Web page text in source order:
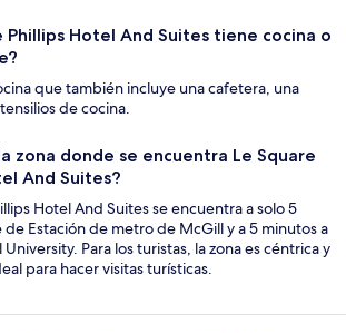
Phillips Hotel And Suites tiene cocina o
que también incluye una cafetera, una
de cocina.
zona donde se encuentra Le Square
And Suites?
Hotel And Suites se encuentra a solo 5
de Estación de metro de McGill y a 5 minutos a
Para los turistas, la zona es céntrica y
para hacer visitas turísticas.